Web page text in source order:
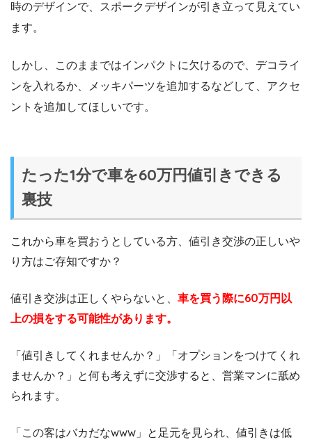
時のデザインで、スポークデザインが引き立って見えてい
ます。
しかし、このままではインパクトに欠けるので、デコライ
ンを入れるか、メッキパーツを追加するなどして、アクセ
ントを追加してほしいです。
たった1分で車を60万円値引きできる
裏技
これから車を買おうとしている方、値引き交渉の正しいや
り方はご存知ですか？
値引き交渉は正しくやらないと、 車を買う際に60万円以
上の損をする可能性があります。
「値引きしてくれませんか？」「オプションをつけてくれ
ませんか？」と何も考えずに交渉すると、営業マンに舐め
られます。
「この客はバカだなwww」と足元を見られ、値引きは低